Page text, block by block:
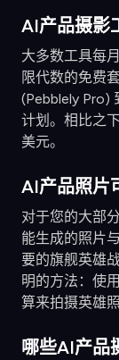
AI产品摄影
大多数工具每
限代数的免费
(Pebblely Pro)
计划。相比之
美元。
AI产品照片
对于您的大部
能生成的照片
要的旗舰英雄
明的方法：使
算来拍摄英雄照
哪些AI产品